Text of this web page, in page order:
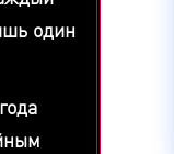
один